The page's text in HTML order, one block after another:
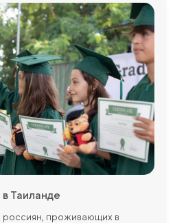
Таиланде
россиян, проживающих в